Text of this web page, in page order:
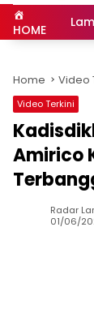
HOME
Home Video
Video Terkini
Amirico
Radar
01/06/